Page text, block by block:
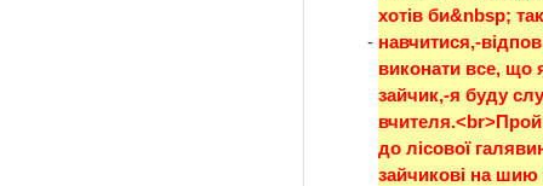
-
хотів би&nbsp;
навчитися,-
виконати все, що
зайчик,-я буду
до лісової
зайчикові на шию